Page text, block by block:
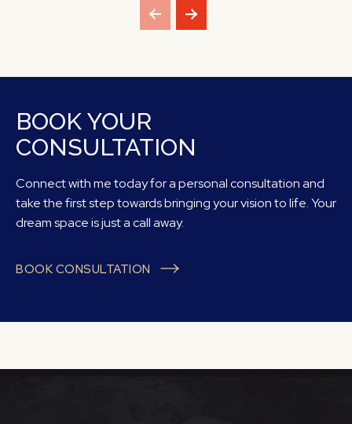
BOOK YOUR
CONSULTATION
Connect with me today for a personal consultation and
take the first step towards bringing your vision to life. Your
dream space is just a call away.
BOOK CONSULTATION